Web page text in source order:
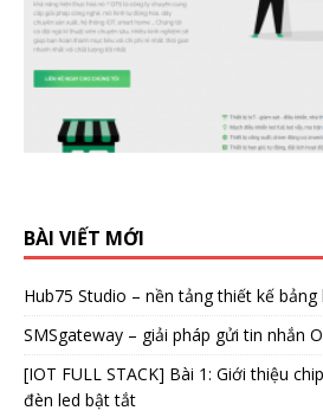
BÀI VIẾT MỚI
Hub75 Studio – nền tảng thiết kế bảng
SMSgateway – giải pháp gửi tin nhắn
[IOT FULL STACK] Bài 1: Giới thiệu
đèn led bật tắt